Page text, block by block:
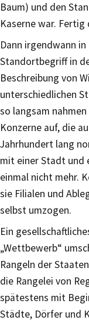
Baum) und den
Kaserne war. Fertig
Dann irgendwann
Standortbegriff in
Beschreibung von
unterschiedlichen
so langsam
Konzerne auf, die
Jahrhundert lang
mit einer Stadt und
einmal nicht mehr.
sie Filialen und
selbst umzogen.
Ein
„Wettbewerb“
Rangeln der
die Rangelei von
spätestens mit
Städte, Dörfer und